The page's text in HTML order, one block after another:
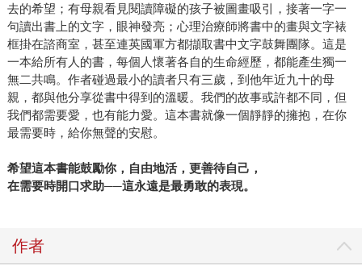
去的希望；有母親看見閱讀障礙的孩子被圖畫吸引，接著一字一
句讀出書上的文字，眼神發亮；心理治療師將書中的畫與文字裱
框掛在諮商室，甚至連英國軍方都擷取書中文字鼓舞團隊。這是
一本給所有人的書，每個人懷著各自的生命經歷，都能產生獨一
無二共鳴。作者碰過最小的讀者只有三歲，到他年近九十的母
親，都與他分享從書中得到的溫暖。我們的故事或許都不同，但
我們都需要愛，也有能力愛。這本書就像一個靜靜的擁抱，在你
最需要時，給你無聲的安慰。
希望這本書能鼓勵你，自由地活，更善待自己，
在需要時開口求助──這永遠是最勇敢的表現。
作者